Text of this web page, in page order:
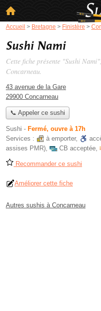
Accueil > Bretagne > Finistère >
Sushi Nami
Cette fiche présente "Sushi
Concarneau.
43 avenue de la Gare
29900 Concarneau
📞 Appeler ce sushi
Sushi - Fermé, ouvre à 17h
Services :
à emporter,
assises PMR), CB acceptée,
Recommander ce sushi
Améliorer cette fiche
Autres sushis à Concarneau